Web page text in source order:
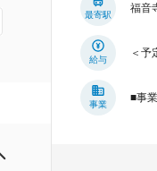
最寄駅
福音
給与
＜予
事業
■事